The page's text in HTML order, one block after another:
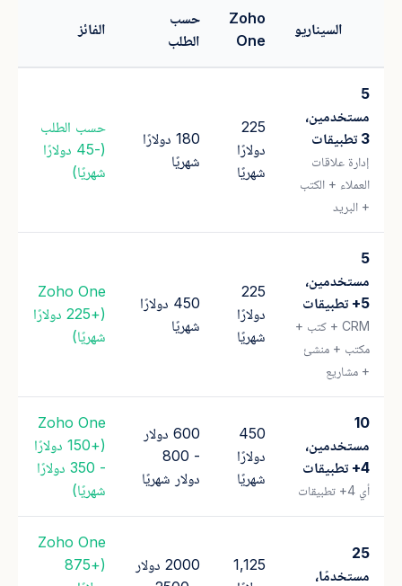
السيناريو
Zoho
One
حسب
الطلب
الفائز
5
مستخدمين،
3 تطبيقات
إدارة علاقات
العملاء + الكتب
+ البريد
225
دولارًا
شهريًا
180 دولارًا
شهريًا
حسب الطلب
(-45 دولارًا
شهريًا)
5
مستخدمين،
5+ تطبيقات
CRM + كتب +
مكتب + منشئ
+ مشاريع
225
دولارًا
شهريًا
450 دولارًا
شهريًا
Zoho One
(+225 دولارًا
شهريًا)
10
مستخدمين،
4+ تطبيقات
أي 4+ تطبيقات
450
دولارًا
شهريًا
600 دولار
- 800
دولار شهريًا
Zoho One
(+150 دولارًا
- 350 دولارًا
شهريًا)
25
مستخدمًا،
1,125
2000 دولار
Zoho One
(+875